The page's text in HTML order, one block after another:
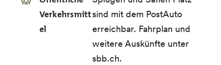
Verkehrsmitt
el
sind mit dem PostAuto
erreichbar. Fahrplan und
weitere Auskünfte unter
sbb.ch.